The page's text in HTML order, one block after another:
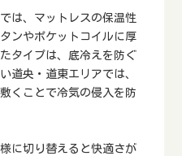
は、マットレスの保温性
ンやポケットコイルに厚
タイプは、底冷えを防ぐ
道央・道東エリアでは、
くことで冷気の侵入を防
に切り替えると快適さが